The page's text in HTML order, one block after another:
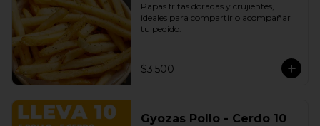
Papas fritas doradas y crujientes,
ideales para compartir o acompañar
tu pedido.
$3.500
Gyozas Pollo - Cerdo 10